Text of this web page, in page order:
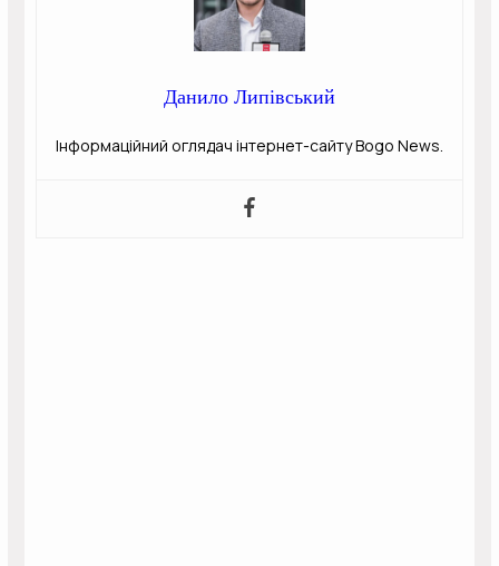
Данило Липівський
Інформаційний оглядач інтернет-сайту Bogo News.